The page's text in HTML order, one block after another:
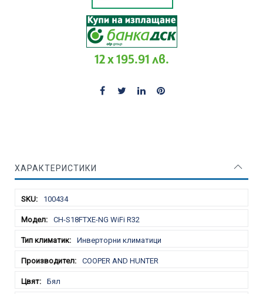
12 x 195.91 лв.
ХАРАКТЕРИСТИКИ
100434
CH-S18FTXE-NG WiFi R32
Инверторни климатици
COOPER AND HUNTER
Бял